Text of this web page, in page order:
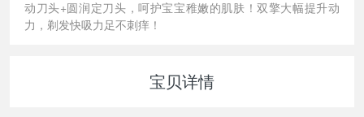
动刀头+圆润定刀头，呵护宝宝稚嫩的肌肤！双擎大幅提升动
力，剃发快吸力足不刺痒！
宝贝详情